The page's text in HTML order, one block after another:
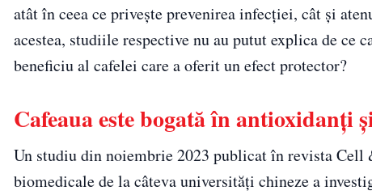
atât în ceea ce privește prevenirea infecției, cât și
acestea, studiile respective nu au putut explica de ce
beneficiu al cafelei care a oferit un efect protector?
Cafeaua este bogată în antioxidanți
Un studiu din noiembrie 2023 publicat în revista
biomedicale de la câteva universități chineze a